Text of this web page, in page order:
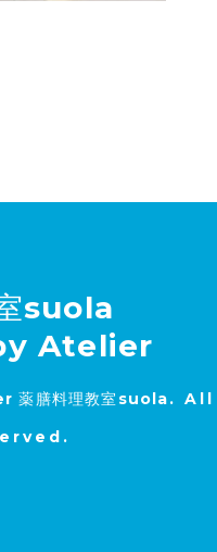
suola
Atelier
膳料理教室suola. All